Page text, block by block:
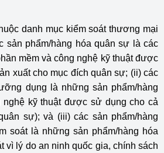
danh mục kiểm soát thương mại
sản phẩm/hàng hóa quân sự là các
mềm và công nghệ kỹ thuật được
xuất cho mục đích quân sự; (ii) các
dụng là những sản phẩm/hàng
nghệ kỹ thuật được sử dụng cho cả
sự); và (iii) các sản phẩm/hàng
soát là những sản phẩm/hàng hóa
vì lý do an ninh quốc gia, chính sách